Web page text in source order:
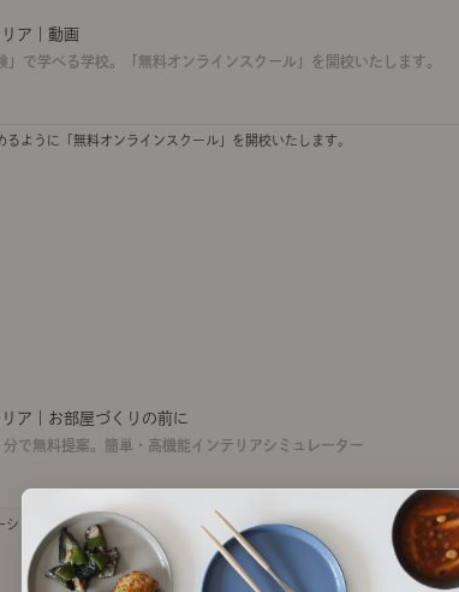
ア｜動画
で学べる学校。「無料オンラインスクール」を開校いたします。
ように「無料オンラインスクール」を開校いたします。
ア｜お部屋づくりの前に
で無料提案。簡単・高機能インテリアシミュレーター
ションできる画期的なツールを開発しました。